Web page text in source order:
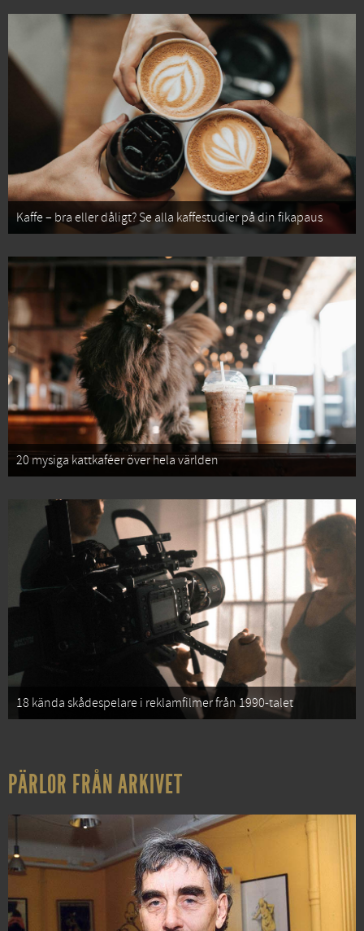
Kaffe – bra eller dåligt? Se alla kaffestudier på din fikapaus
20 mysiga kattkaféer över hela världen
18 kända skådespelare i reklamfilmer från 1990-talet
PÄRLOR FRÅN ARKIVET